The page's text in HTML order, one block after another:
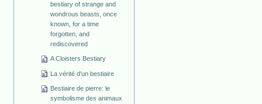
bestiary of strange and
wondrous beasts, once
known, for a time
forgotten, and
rediscovered
A Cloisters Bestiary
La vérité d'un bestiaire
Bestiaire de pierre: le
symbolisme des animaux